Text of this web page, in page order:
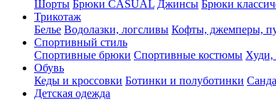
Шорты Брюки CASUAL Джинсы Брюки
Трикотаж
Белье Водолазки, логсливы Кофты, джемперы,
Спортивный стиль
Спортивные брюки Спортивные костюмы Худи,
Обувь
Кеды и кроссовки Ботинки и полуботинки
Детская одежда